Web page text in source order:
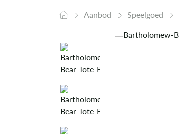
Aanbod Speelgoed